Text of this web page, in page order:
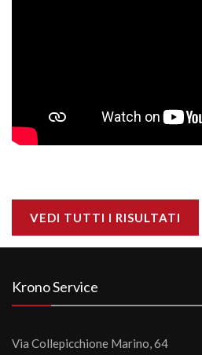
VEDI TUTTI I RISULTATI
Krono Service
Via Collepicchione Marino, 64